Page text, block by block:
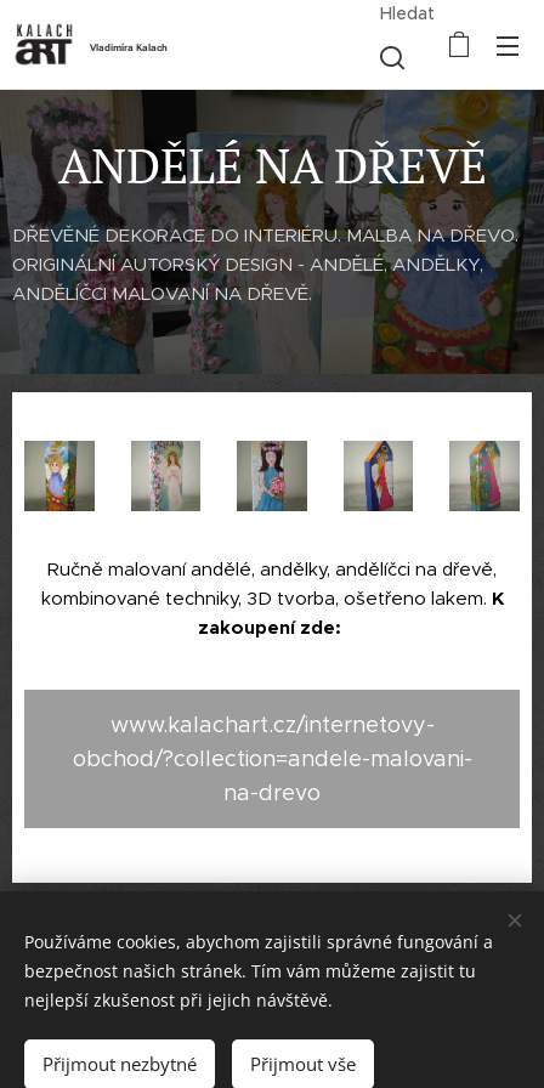
Vladimíra Kalach
Hledat
ANDĚLÉ NA DŘEVĚ
DŘEVĚNÉ DEKORACE DO INTERIÉRU. MALBA NA DŘEVO.
ORIGINÁLNÍ AUTORSKÝ DESIGN - ANDĚLÉ, ANDĚLKY,
ANDĚLÍČCI MALOVANÍ NA DŘEVĚ.
Ručně malovaní andělé, andělky, andělíčci na dřevě,
kombinované techniky, 3D tvorba, ošetřeno lakem. K
zakoupení zde:
www.kalachart.cz/internetovy-
obchod/?collection=andele-malovani-
na-drevo
KONTAKT: e-mail: kalachart@seznam.cz, telefon +
420 702 158 327,používám také WhatsApp:+420 702 158
327
AUTORSKÁ ORIGINÁLNÍ TVORBA.Upozornění - na obsah
těchto stránek se vztahuje ochrana autorských práv.
Používáme cookies, abychom zajistili správné fungování a
bezpečnost našich stránek. Tím vám můžeme zajistit tu
nejlepší zkušenost při jejich návštěvě.
Přijmout nezbytné Přijmout vše